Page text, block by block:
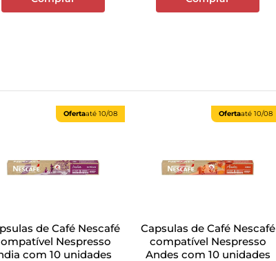
Ofertaaté 10/08
de Café Nescafé
Nespresso
com 10 unidades
Ofertaaté 10/08
Capsulas de Café Nescafé
compatível Nespresso
Andes com 10 unidades